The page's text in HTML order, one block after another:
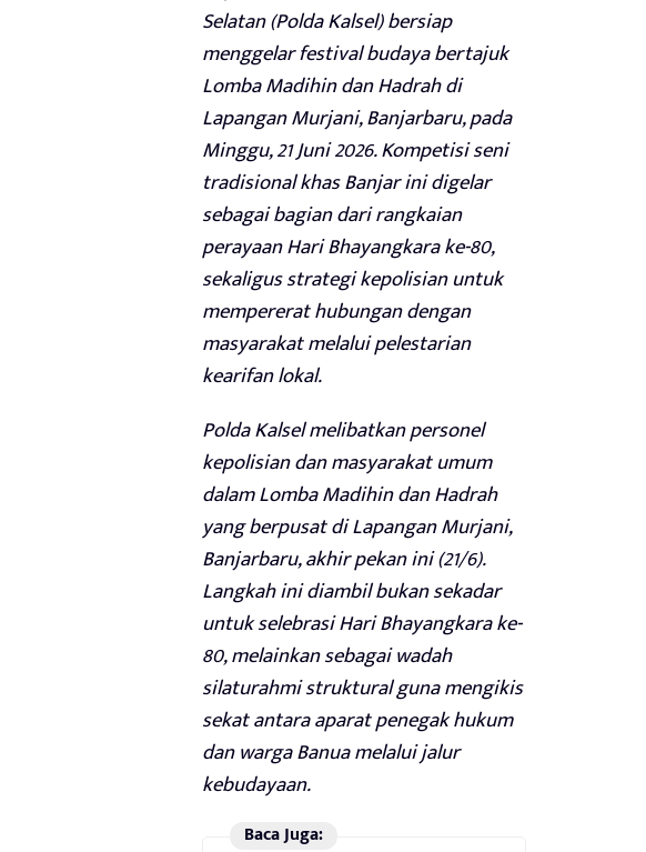
Selatan (Polda Kalsel) bersiap
menggelar festival budaya bertajuk
Lomba Madihin dan Hadrah di
Lapangan Murjani, Banjarbaru, pada
Minggu, 21 Juni 2026. Kompetisi seni
tradisional khas Banjar ini digelar
sebagai bagian dari rangkaian
perayaan Hari Bhayangkara ke-80,
sekaligus strategi kepolisian untuk
mempererat hubungan dengan
masyarakat melalui pelestarian
kearifan lokal.
Polda Kalsel melibatkan personel
kepolisian dan masyarakat umum
dalam Lomba Madihin dan Hadrah
yang berpusat di Lapangan Murjani,
Banjarbaru, akhir pekan ini (21/6).
Langkah ini diambil bukan sekadar
untuk selebrasi Hari Bhayangkara ke-
80, melainkan sebagai wadah
silaturahmi struktural guna mengikis
sekat antara aparat penegak hukum
dan warga Banua melalui jalur
kebudayaan.
Baca Juga: